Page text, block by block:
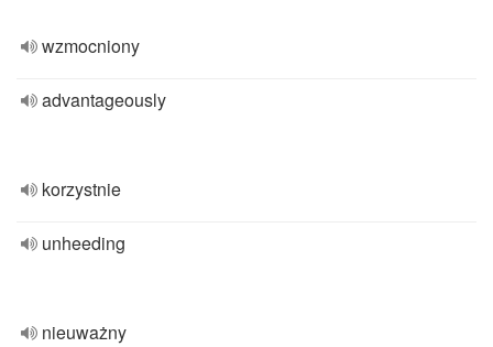
wzmocniony
advantageously
korzystnie
unheeding
nieuważny